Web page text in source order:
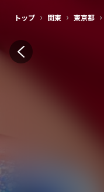
トップ › 関東 › 東京都 ›